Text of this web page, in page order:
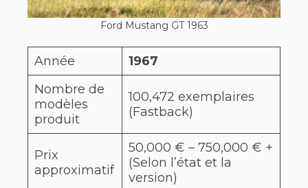
Ford Mustang GT 1963
Année
1967
Nombre de
modèles
produit
100,472 exemplaires
(Fastback)
Prix
approximatif
50,000 € – 750,000 € +
(Selon l’état et la
version)